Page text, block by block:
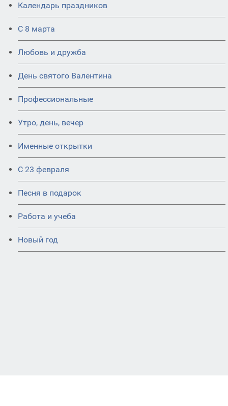
Календарь праздников
С 8 марта
Любовь и дружба
День святого Валентина
Профессиональные
Утро, день, вечер
Именные открытки
С 23 февраля
Песня в подарок
Работа и учеба
Новый год